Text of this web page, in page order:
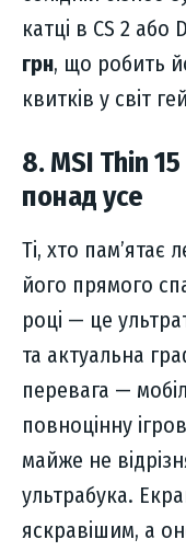
катці в CS 2 або
грн, що робить
квитків у світ
8. MSI Thin
понад усе
Ті, хто пам’ятає
його прямого
році — це
та актуальна
перевага —
повноцінну
майже не
ультрабука.
яскравішим, а